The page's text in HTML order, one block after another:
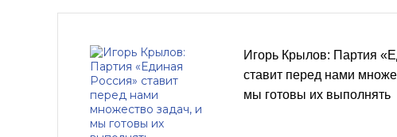
Игорь Крылов: Партия
ставит перед нами
мы готовы их выполнять